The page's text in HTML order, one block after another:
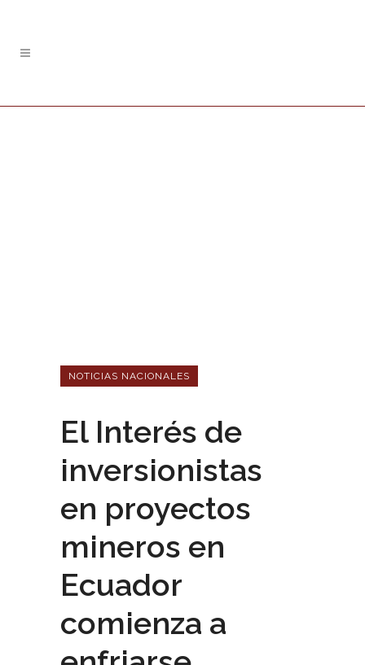
NOTICIAS NACIONALES
El Interés de
inversionistas
en proyectos
mineros en
Ecuador
comienza a